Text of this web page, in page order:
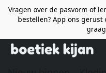
Vragen over de pasvorm of
bestellen? App ons gerust